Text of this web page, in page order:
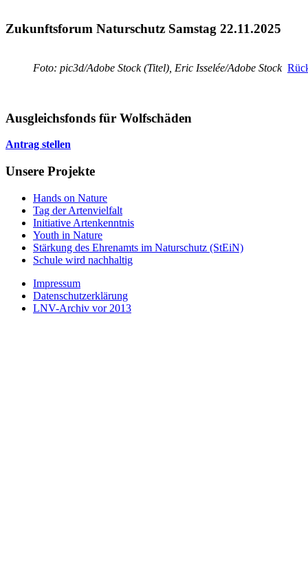
Zukunftsforum Naturschutz Samstag 22.11.2025
Foto: pic3d/Adobe Stock (Titel), Eric Isselée/Adobe Stock
Ausgleichsfonds für Wolfschäden
Antrag stellen
Unsere Projekte
Hands on Nature
Tag der Artenvielfalt
Initiative Artenkenntnis
Youth in Nature
Stärkung des Ehrenamts im Naturschutz (StEiN)
Schule wird nachhaltig
Impressum
Datenschutzerklärung
LNV-Archiv vor 2013